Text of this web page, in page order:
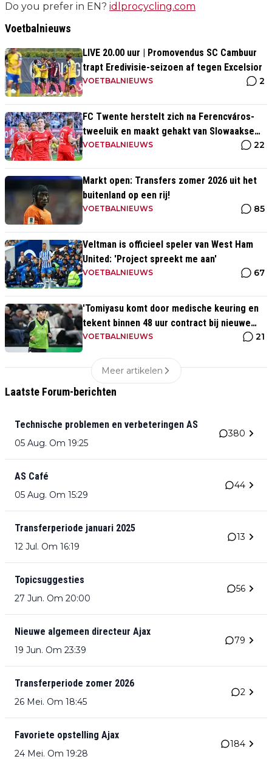
Do you prefer in EN? idlprocycling.com
Voetbalnieuws
LIVE 20.00 uur | Promovendus SC Cambuur
trapt Eredivisie-seizoen af tegen Excelsior
VOETBALNIEUWS 2
FC Twente herstelt zich na Ferencváros-
tweeluik en maakt gehakt van Slowaakse
opponent
VOETBALNIEUWS 22
Markt open: Transfers zomer 2026 uit het
buitenland op een rij!
VOETBALNIEUWS 85
Veltman is officieel speler van West Ham
United: 'Project spreekt me aan'
VOETBALNIEUWS 67
'Tomiyasu komt door medische keuring en
tekent binnen 48 uur contract bij nieuwe
club'
VOETBALNIEUWS 21
Meer artikelen
Laatste Forum-berichten
Technische problemen en verbeteringen AS
05 Aug. Om 19:25
380
AS Café
05 Aug. Om 15:29
44
Transferperiode januari 2025
12 Jul. Om 16:19
13
Topicsuggesties
27 Jun. Om 20:00
56
Nieuwe algemeen directeur Ajax
19 Jun. Om 23:39
79
Transferperiode zomer 2026
26 Mei. Om 18:45
2
Favoriete opstelling Ajax
24 Mei. Om 19:28
184